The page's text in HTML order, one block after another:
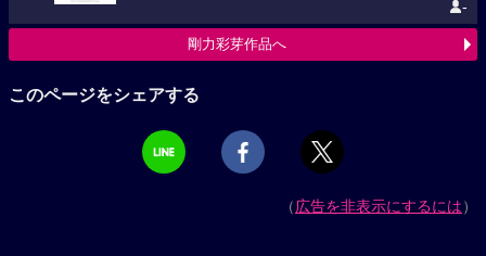
-
剛力彩芽作品へ
このページをシェアする
（広告を非表示にするには）